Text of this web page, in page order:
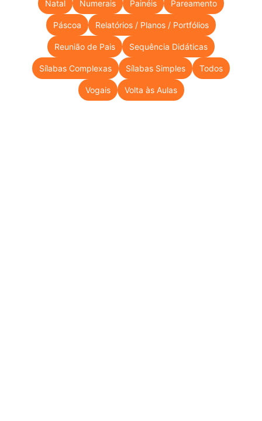
Natal Numerais Painéis Pareamento
Páscoa Relatórios / Planos / Portfólios
Reunião de Pais Sequência Didáticas
Sílabas Complexas Sílabas Simples Todos
Vogais Volta às Aulas